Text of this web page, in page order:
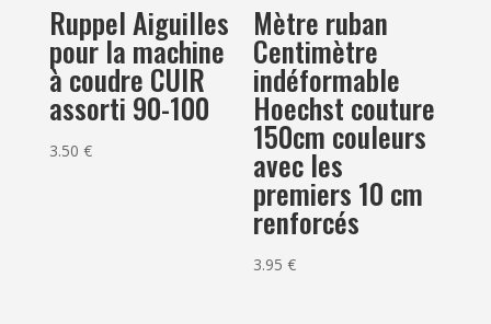
Ruppel Aiguilles
pour la machine
à coudre CUIR
assorti 90-100
3.50 €
Mètre ruban
Centimètre
indéformable
Hoechst couture
150cm couleurs
avec les
premiers 10 cm
renforcés
3.95€